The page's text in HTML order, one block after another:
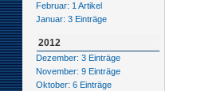
Februar: 1 Artikel
Januar: 3 Einträge
2012
Dezember: 3 Einträge
November: 9 Einträge
Oktober: 6 Einträge